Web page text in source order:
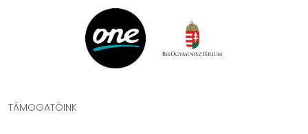
TÁMOGATÓINK